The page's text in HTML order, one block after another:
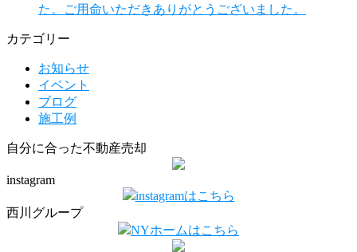
た。ご用命いただきありがとうございました。
カテゴリー
お知らせ
イベント
ブログ
施工例
自分に合った不動産売却
instagram
instagramはこちら
西川グループ
NYホームはこちら